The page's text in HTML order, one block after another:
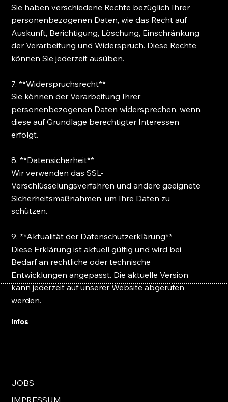
Sie haben verschiedene Rechte bezüglich Ihrer
personenbezogenen Daten, wie das Recht auf
Auskunft, Berichtigung, Löschung, Einschränkung
der Verarbeitung und Widerspruch. Diese Rechte
können Sie jederzeit ausüben.
7. **Widerspruchsrecht**
Sie können der Verarbeitung Ihrer
personenbezogenen Daten widersprechen, wenn
diese auf Grundlage berechtigter Interessen
erfolgt.
8. **Datensicherheit**
Wir verwenden das SSL-
Verschlüsselungsverfahren und andere geeignete
Sicherheitsmaßnahmen, um Ihre Daten zu
schützen.
9. **Aktualität der Datenschutzerklärung**
Diese Erklärung ist aktuell gültig und wird bei
Bedarf an rechtliche oder technische
Entwicklungen angepasst. Die aktuelle Version
kann jederzeit auf unserer Website abgerufen
werden.
Infos
JOBS
IMPRESSUM